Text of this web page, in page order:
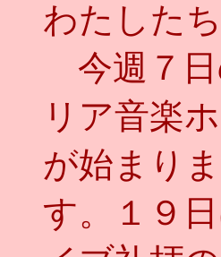
わたした
今週７日
リア音楽
が始まり
す。１９